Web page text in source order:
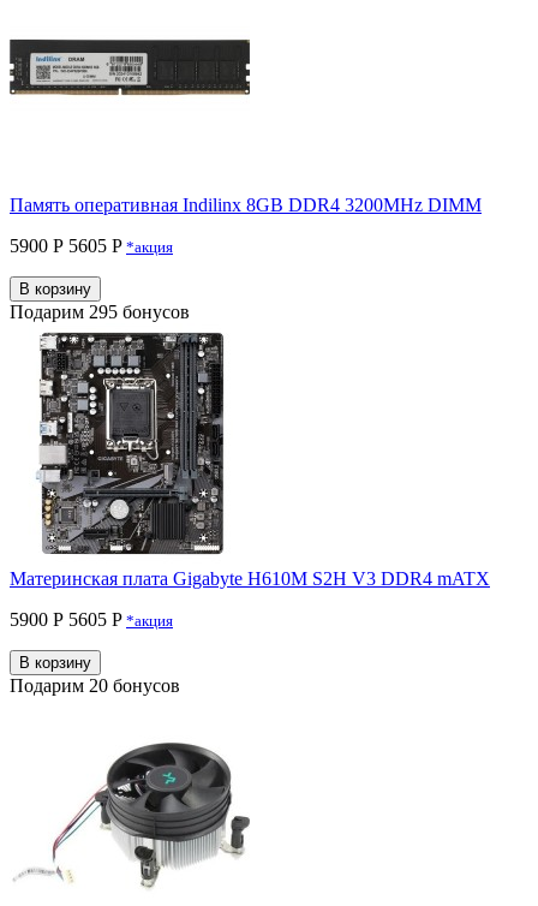
Память оперативная Indilinx 8GB DDR4 3200MHz DIMM
5900 Р 5605 P *акция
В корзину
Подарим 295 бонусов
Материнская плата Gigabyte H610M S2H V3 DDR4 mATX
5900 Р 5605 P *акция
В корзину
Подарим 20 бонусов